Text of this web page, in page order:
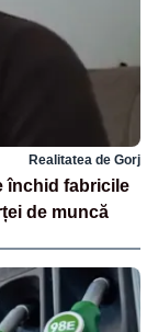
Realitatea de Gorj
închid fabricile
de muncă